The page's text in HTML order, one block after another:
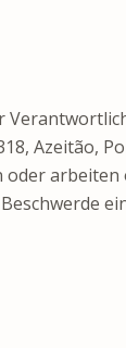
Azeitão,